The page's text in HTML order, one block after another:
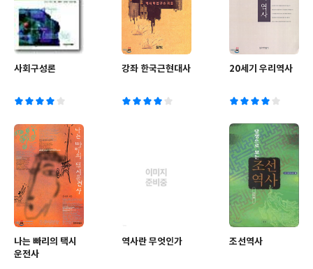
사회구성론 강좌 한국근현대사 20세기 우리역사
나는 빠리의 택시
운전사
역사란 무엇인가 조선역사